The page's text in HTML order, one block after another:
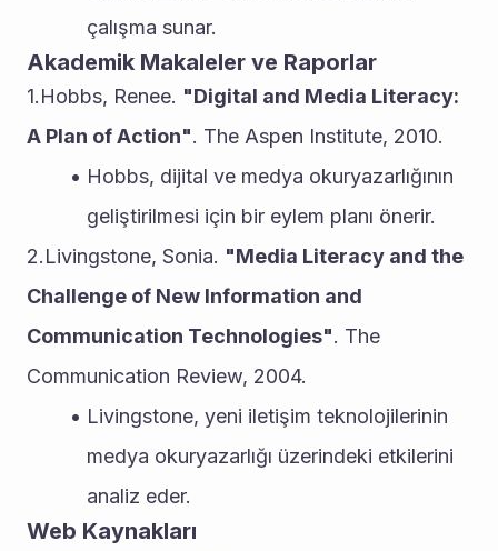
çalışma sunar.
Akademik Makaleler ve Raporlar
1.Hobbs, Renee. "Digital and Media Literacy:
A Plan of Action". The Aspen Institute, 2010.
Hobbs, dijital ve medya okuryazarlığının
geliştirilmesi için bir eylem planı önerir.
2.Livingstone, Sonia. "Media Literacy and the
Challenge of New Information and
Communication Technologies". The
Communication Review, 2004.
Livingstone, yeni iletişim teknolojilerinin
medya okuryazarlığı üzerindeki etkilerini
analiz eder.
Web Kaynakları